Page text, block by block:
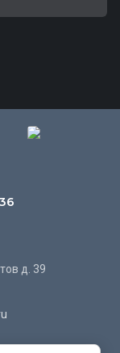
д. 39